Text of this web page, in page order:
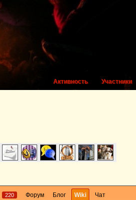
Активность Участники
220 Форум Блог Wiki Чат